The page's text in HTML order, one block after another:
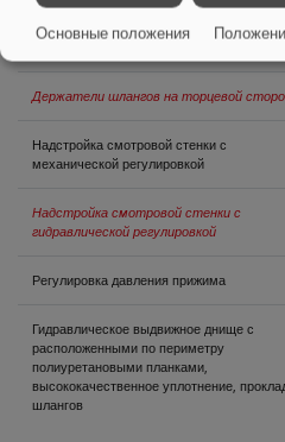
Держатели шлангов на торцевой
Надстройка смотровой стенки с
механической регулировкой
Надстройка смотровой стенки с
гидравлической регулировкой
Регулировка давления прижима
Гидравлическое выдвижное днище с
расположенными по периметру
полиуретановыми планками,
высококачественное уплотнение,
шлангов
Основные положения